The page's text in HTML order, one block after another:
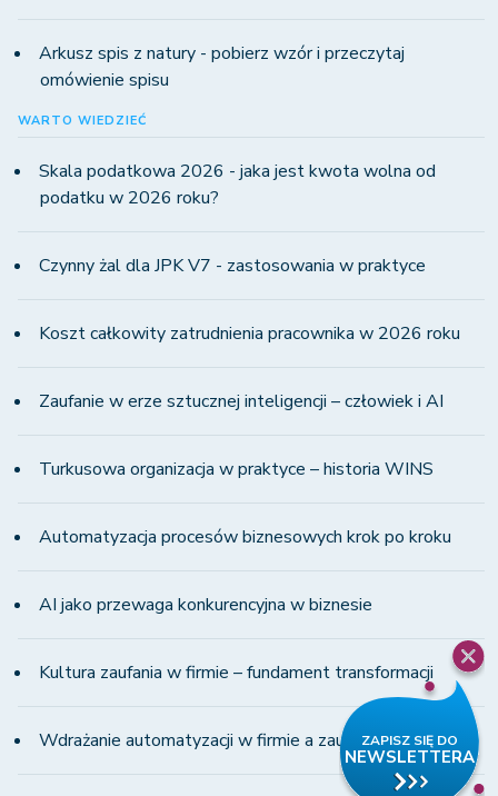
Arkusz spis z natury - pobierz wzór i przeczytaj
omówienie spisu
WARTO WIEDZIEĆ
Skala podatkowa 2026 - jaka jest kwota wolna od
podatku w 2026 roku?
Czynny żal dla JPK V7 - zastosowania w praktyce
Koszt całkowity zatrudnienia pracownika w 2026 roku
Zaufanie w erze sztucznej inteligencji – człowiek i AI
Turkusowa organizacja w praktyce – historia WINS
Automatyzacja procesów biznesowych krok po kroku
AI jako przewaga konkurencyjna w biznesie
Kultura zaufania w firmie – fundament transformacji
Wdrażanie automatyzacji w firmie a zaufanie zespołu